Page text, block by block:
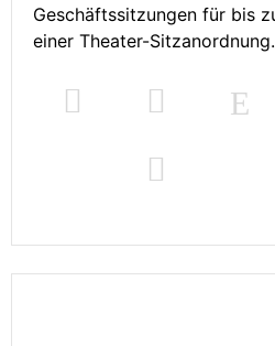
Geschäftssitzungen für bis
einer Theater-Sitzanordnung.